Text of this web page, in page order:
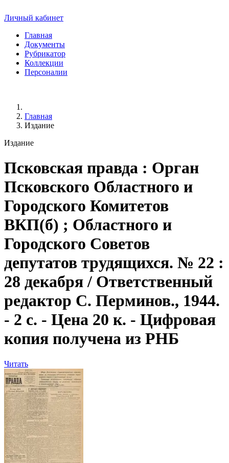
Личный кабинет
Главная
Документы
Рубрикатор
Коллекции
Персоналии
Главная
Издание
Издание
Псковская правда : Орган
Псковского Областного и
Городского Комитетов
ВКП(б) ; Областного и
Городского Советов
депутатов трудящихся. № 22 :
28 декабря / Ответственный
редактор С. Перминов., 1944.
- 2 с. - Цена 20 к. - Цифровая
копия получена из РНБ
Читать